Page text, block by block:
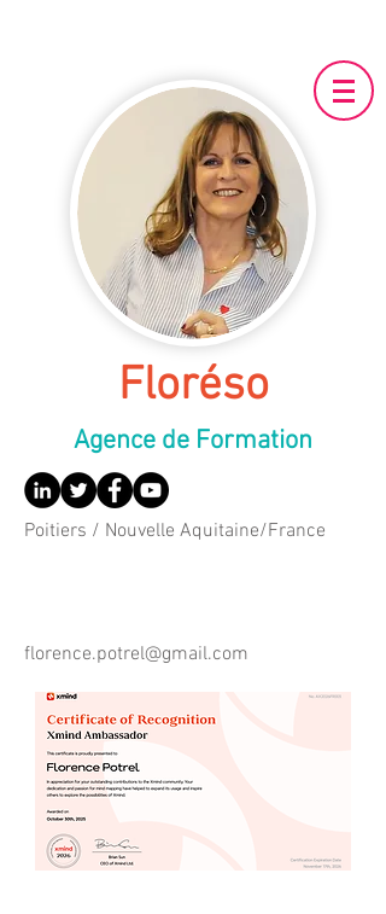
Floréso
Agence de Formation
Poitiers / Nouvelle Aquitaine/France
florence.potrel@gmail.com